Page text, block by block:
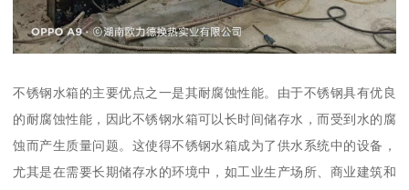
不锈钢水箱的主要优点之一是其耐腐蚀性能。由于不锈钢具有优良
的耐腐蚀性能，因此不锈钢水箱可以长时间储存水，而受到水的腐
蚀而产生质量问题。这使得不锈钢水箱成为了供水系统中的设备，
尤其是在需要长期储存水的环境中，如工业生产场所、商业建筑和